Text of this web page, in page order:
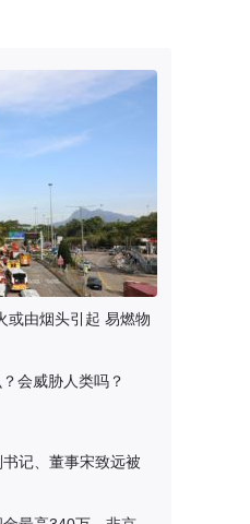
或由烟头引起 易燃物
会威胁人类吗？
记、董事宋致远被